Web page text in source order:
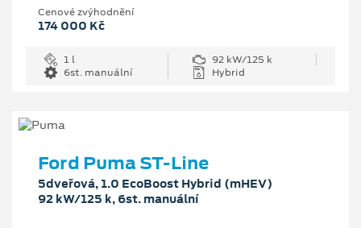
Cenové zvýhodnění
174 000 Kč
1 l
92 kW/125 k
6st. manuální
Hybrid
Ford Puma ST-Line
5dveřová, 1.0 EcoBoost Hybrid (mHEV)
92 kW/125 k, 6st. manuální